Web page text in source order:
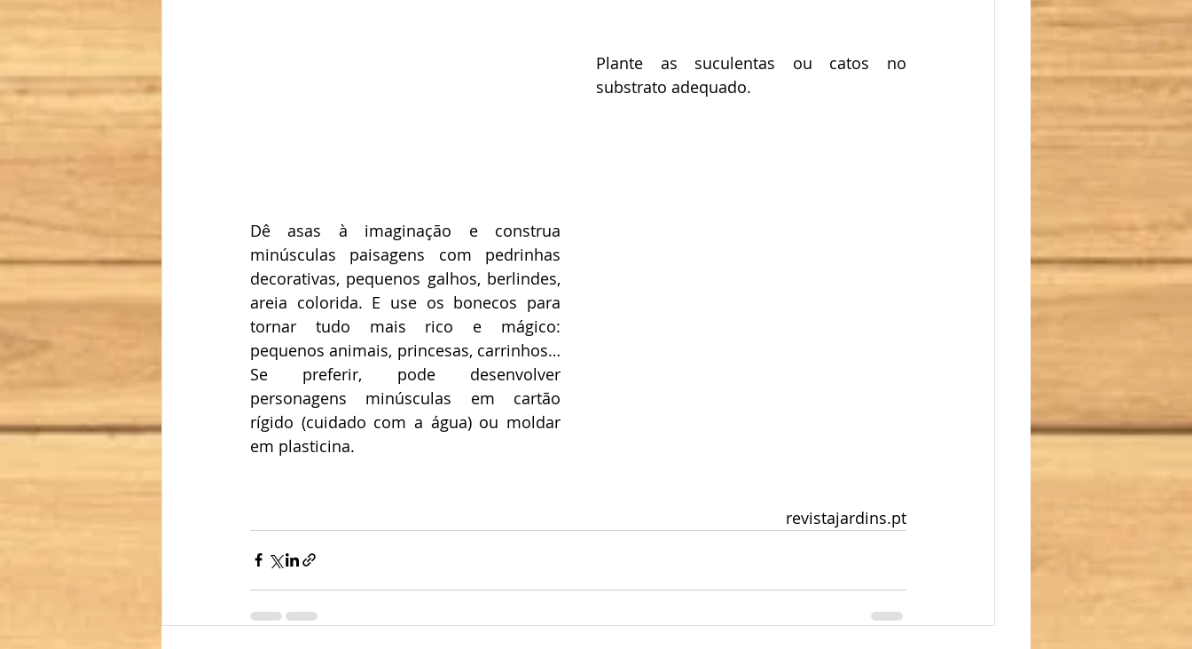
Plante as suculentas ou catos no
substrato adequado.
Dê asas à imaginação e construa
minúsculas paisagens com pedrinhas
decorativas, pequenos galhos, berlindes,
areia colorida. E use os bonecos para
tornar tudo mais rico e mágico:
pequenos animais, princesas, carrinhos…
Se preferir, pode desenvolver
personagens minúsculas em cartão
rígido (cuidado com a água) ou moldar
em plasticina.
revistajardins.pt